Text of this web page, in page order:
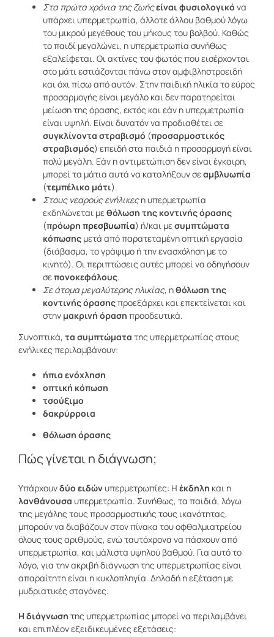
Στα πρώτα χρόνια της ζωήςείναι φυσιολογικό να
υπάρχει υπερμετρωπία, άλλοτε άλλου βαθμού λόγω
του μικρού μεγέθους του μήκους του βολβού. Καθώς
το παιδί μεγαλώνει, η υπερμετρωπία συνήθως
εξαλείφεται. Οι ακτίνες του φωτός που εισέρχονται
στο μάτι εστιάζονται πάνω στον αμφιβληστροειδή
και όχι πίσω από αυτόν. Στην παιδική ηλικία το εύρος
προσαρμογής είναι μεγάλο και δεν παρατηρείται
μείωση της όρασης, εκτός και εάν η υπερμετρωπία
είναι υψηλή. Είναι δυνατόν να προδιαθέτει σε
συγκλίνοντα στραβισμό (προσαρμοστικός
στραβισμός) επειδή στα παιδιά η προσαρμογή είναι
πολύ μεγάλη. Εάν η αντιμετώπιση δεν είναι έγκαιρη,
μπορεί τα μάτια αυτά να καταλήξουν σεαμβλυωπία
(τεμπέλικο μάτι).
Στους νεαρούς ενήλικεςη υπερμετρωπία
εκδηλώνεται μεθόλωση της κοντινής όρασης
(πρόωρη πρεσβυωπία) ή/και μεσυμπτώματα
κόπωσης μετά από παρατεταμένη οπτική εργασία
(διάβασμα, το γράψιμο ή την ενασχόληση με το
κινητό). Οι περιπτώσεις αυτές μπορεί να οδηγήσουν
σεπονοκεφάλους.
Σε άτομα μεγαλύτερης ηλικίας, ηθόλωση της
κοντινής όρασηςπροεξάρχει και επεκτείνεται και
στην μακρινή όραση προοδευτικά.
Συνοπτικά, τα συμπτώματα της υπερμετρωπίας στους
ενήλικες περιλαμβάνουν:
ήπια ενόχληση
οπτική κόπωση
τσούξιμο
δακρύρροια
θόλωση όρασης
Πώς γίνεται η διάγνωση;
Υπάρχουνδύο ειδώνυπερμετρωπίες: Η έκδηλη και η
λανθάνουσα υπερμετρωπία. Συνήθως, τα παιδιά, λόγω
της μεγάλης τους προσαρμοστικής τους ικανότητας,
μπορούν να διαβάζουν στον πίνακα του οφθαλμιατρείου
όλους τους αριθμούς, ενώ ταυτόχρονα να πάσχουν από
υπερμετρωπία, και μάλιστα υψηλού βαθμού. Για αυτό το
λόγο, για την ακριβή διάγνωση της υπερμετρωπίας είναι
απαραίτητη είναι η κυκλοπληγία. Δηλαδή η εξέταση με
μυδριατικές σταγόνες.
Η διάγνωση της υπερμετρωπίας μπορεί να περιλαμβάνει
και επιπλέον εξειδικευμένες εξετάσεις: